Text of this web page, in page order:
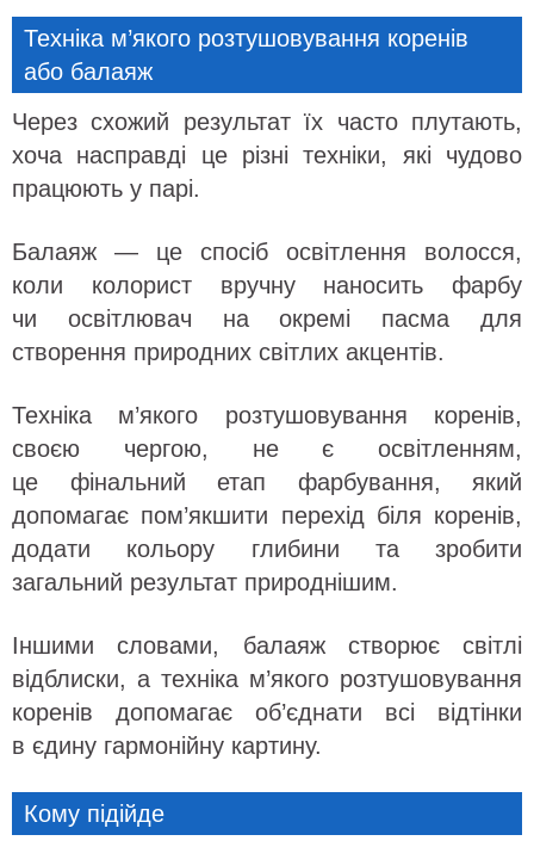
Техніка м’якого розтушовування коренів
або балаяж
Через схожий результат їх часто плутають,
хоча насправді це різні техніки, які чудово
працюють у парі.
Балаяж — це спосіб освітлення волосся,
коли колорист вручну наносить фарбу
чи освітлювач на окремі пасма для
створення природних світлих акцентів.
Техніка м’якого розтушовування коренів,
своєю чергою, не є освітленням,
це фінальний етап фарбування, який
допомагає пом’якшити перехід біля коренів,
додати кольору глибини та зробити
загальний результат природнішим.
Іншими словами, балаяж створює світлі
відблиски, а техніка м’якого розтушовування
коренів допомагає об’єднати всі відтінки
в єдину гармонійну картину.
Кому підійде